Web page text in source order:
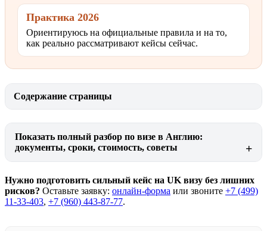
Практика 2026
Ориентируюсь на официальные правила и на то,
как реально рассматривают кейсы сейчас.
Содержание страницы
Показать полный разбор по визе в Англию:
документы, сроки, стоимость, советы
Нужно подготовить сильный кейс на UK визу без лишних
рисков? Оставьте заявку: онлайн-форма или звоните +7 (499)
11-33-403, +7 (960) 443-87-77.